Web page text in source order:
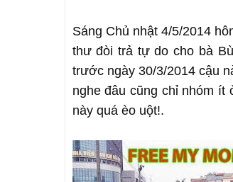
Sáng Chủ nhật 4/5/2014
thư đòi trả tự do cho bà
trước ngày 30/3/2014 cậu
nghe đâu cũng chỉ nhóm ít
này quá èo uột!.